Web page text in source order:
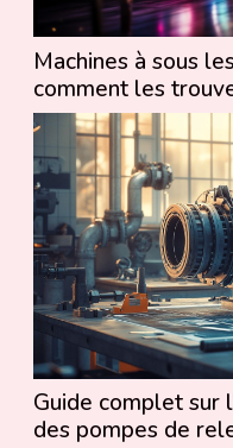
Machines à sous
comment les
Guide complet sur
des pompes de